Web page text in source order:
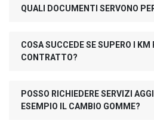
QUALI DOCUMENTI SERVONO
COSA SUCCEDE SE SUPERO I
CONTRATTO?
POSSO RICHIEDERE SERVIZI
ESEMPIO IL CAMBIO GOMME?